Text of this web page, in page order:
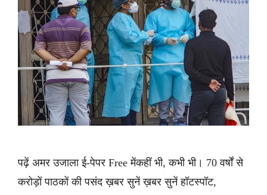
पढ़ें अमर उजाला ई-पेपर Free मेंकहीं भी, कभी भी। 70 वर्षों से
करोड़ों पाठकों की पसंद ख़बर सुनें ख़बर सुनें हॉटस्पॉट,